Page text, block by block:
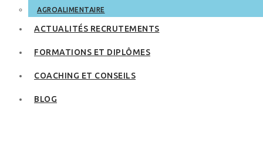
AGROALIMENTAIRE
ACTUALITÉS RECRUTEMENTS
FORMATIONS ET DIPLÔMES
COACHING ET CONSEILS
BLOG